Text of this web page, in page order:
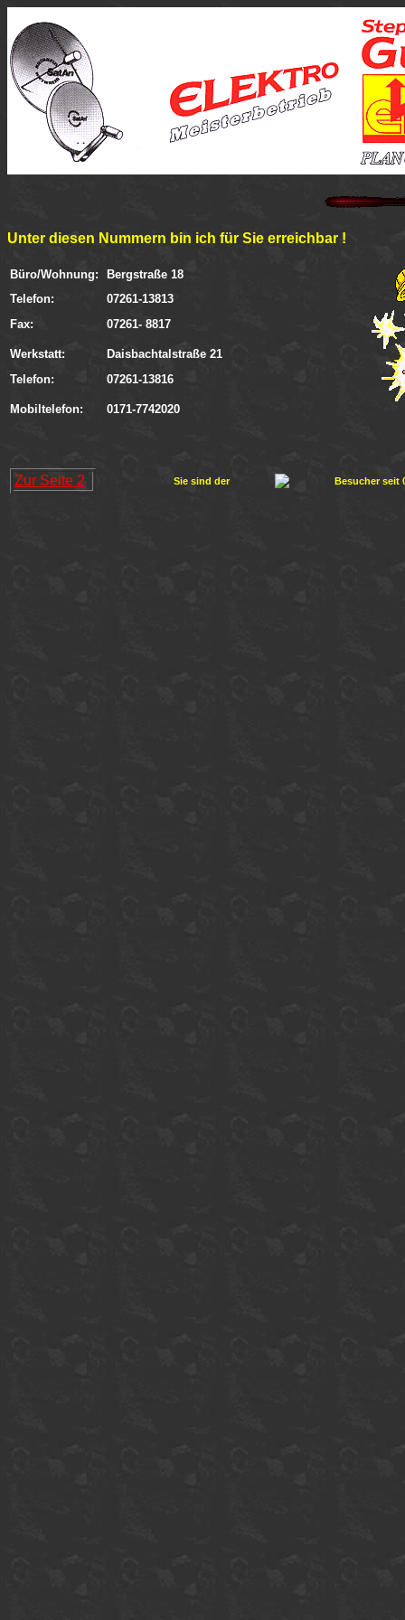
Unter diesen Nummern bin ich für Sie erreichbar !
Büro/Wohnung:
Bergstraße 18
Telefon:
07261-13813
Fax:
07261- 8817
Werkstatt:
Daisbachtalstraße 21
Telefon:
07261-13816
Mobiltelefon: 0171-7742020
Zur Seite 2 Sie sind der Besucher seit